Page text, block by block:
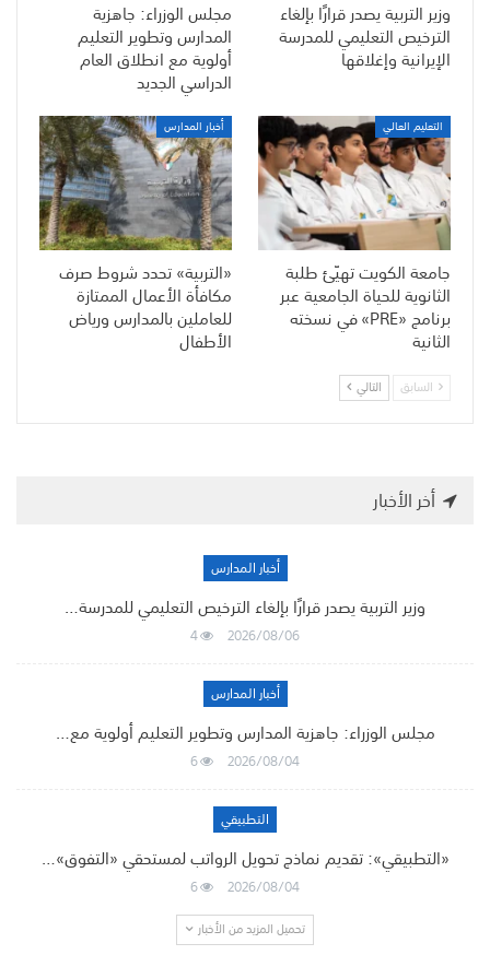
وزير التربية يصدر قرارًا بإلغاء
الترخيص التعليمي للمدرسة
الإيرانية وإغلاقها
مجلس الوزراء: جاهزية
المدارس وتطوير التعليم
أولوية مع انطلاق العام
الدراسي الجديد
التعليم العالي
جامعة الكويت تهيّئ طلبة
الثانوية للحياة الجامعية عبر
برنامج «PRE» في نسخته
الثانية
أخبار المدارس
«التربية» تحدد شروط صرف
مكافأة الأعمال الممتازة
للعاملين بالمدارس ورياض
الأطفال
السابق التالي
أخر الأخبار
أخبار المدارس
وزير التربية يصدر قرارًا بإلغاء الترخيص التعليمي للمدرسة…
2026/08/06
4
أخبار المدارس
مجلس الوزراء: جاهزية المدارس وتطوير التعليم أولوية مع…
2026/08/04
6
التطبيقي
«التطبيقي»: تقديم نماذج تحويل الرواتب لمستحقي «التفوق»…
2026/08/04
6
تحميل المزيد من الأخبار